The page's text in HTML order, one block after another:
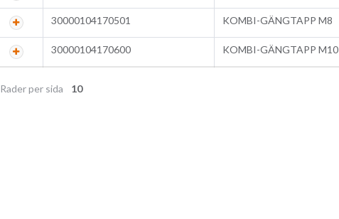
30000104170501 KOMBI-GÄNGTAPP M8
30000104170600 KOMBI-GÄNGTAPP M10
Rader per sida 10